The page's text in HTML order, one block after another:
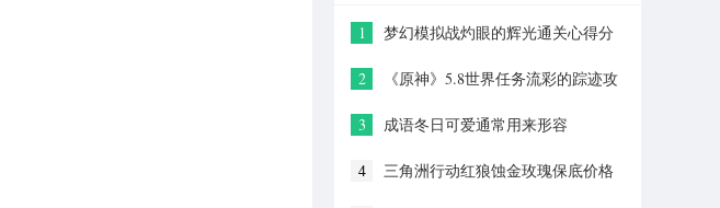
1
梦幻模拟战灼眼的辉光通关心得分
2
《原神》5.8世界任务流彩的踪迹攻
3
成语冬日可爱通常用来形容
4 三角洲行动红狼蚀金玫瑰保底价格